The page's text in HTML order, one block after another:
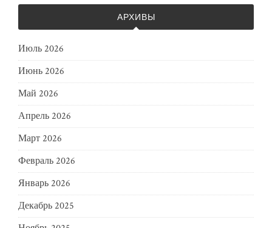
АРХИВЫ
Июль 2026
Июнь 2026
Май 2026
Апрель 2026
Март 2026
Февраль 2026
Январь 2026
Декабрь 2025